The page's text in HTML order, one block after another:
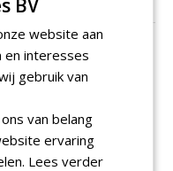
gemaakt!
website aan
en interesses
gebruik van
van belang
ervaring
Lees verder